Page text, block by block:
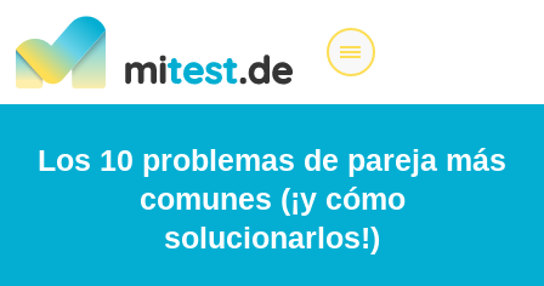
Los 10 problemas de pareja más
comunes (¡y cómo
solucionarlos!)